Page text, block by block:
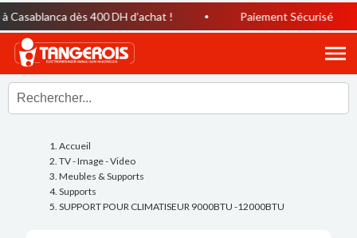
dès 400 DH d’achat ! Paiement Sécurisé
Accueil
TV - Image - Video
Meubles & Supports
Supports
SUPPORT POUR CLIMATISEUR 9000BTU -12000BTU